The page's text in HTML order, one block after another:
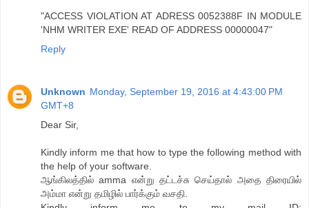
"ACCESS VIOLATION AT ADRESS 0052388F IN MODULE
'NHM WRITER EXE' READ OF ADDRESS 00000047"
Reply
Unknown Monday, September 19, 2016 at 4:43:00 PM
GMT+8
Dear Sir,
Kindly inform me that how to type the following method with
the help of your software.
ஆங்கிலத்தில் amma என்று தட்டச்சு செய்தால் அதை திரையில்
அம்மா என்று தமிழில் பார்க்கும் வசதி.